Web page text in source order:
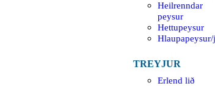
Heilrenndar
peysur
Hettupeysur
TREYJUR
Erlend lið